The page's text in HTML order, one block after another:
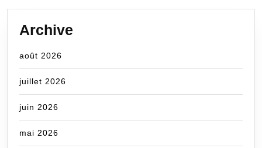
Archive
août 2026
juillet 2026
juin 2026
mai 2026